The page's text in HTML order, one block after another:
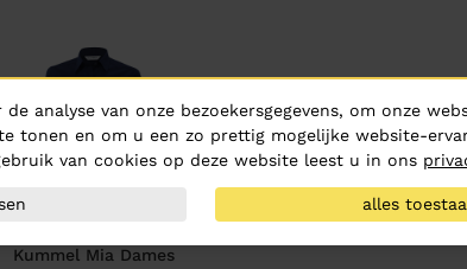
Kummel Mia Dames
analyse van onze bezoekersgegevens, om onze
tonen en om u een zo prettig mogelijke website-
van cookies op deze website leest u in ons
alles